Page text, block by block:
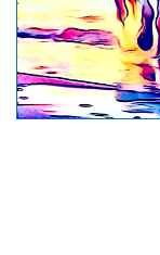
about L'unico